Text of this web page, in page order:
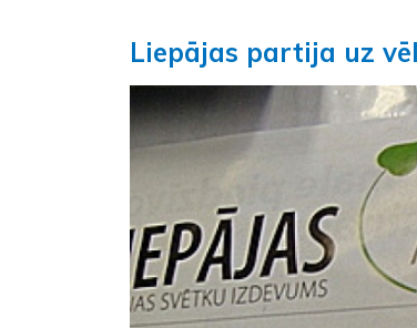
Liepājas partija uz